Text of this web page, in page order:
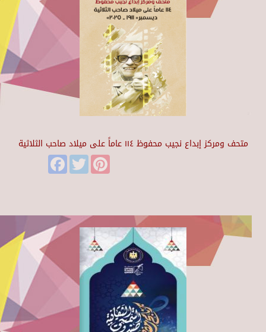
متحف ومركز إبداع نجيب محفوظ ١١٤ عاماً على ميلاد صاحب الثلاثية
FacebookTwitter